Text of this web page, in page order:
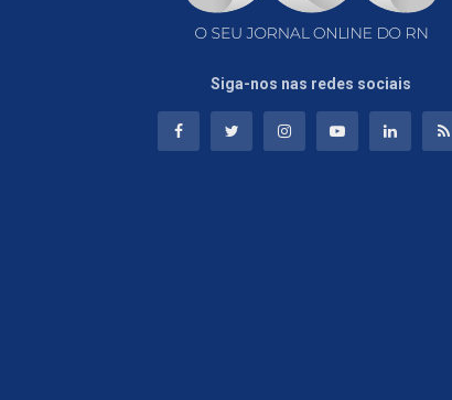
Siga-nos nas redes sociais